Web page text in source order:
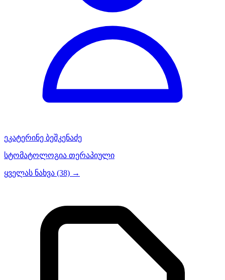
ეკატერინე ბეშკენაძე
სტომატოლოგია თერაპიული
ყველას ნახვა (38) →